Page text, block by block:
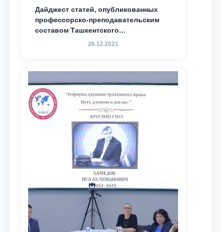
Дайджест статей, опубликованных
профессорско-преподавательским
составом Ташкентского
государственного юридического
доведения до международного
сообщества результатов реформ и
исследований в сфере
противодействия коррупции
28.12.2021